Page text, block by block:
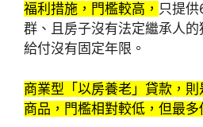
福利措施，門檻較高， 只提
群、且房子沒有法定繼承人
給付沒有固定年限。
商業型「以房養老」貸款，
商品，門檻相對較低，但最多